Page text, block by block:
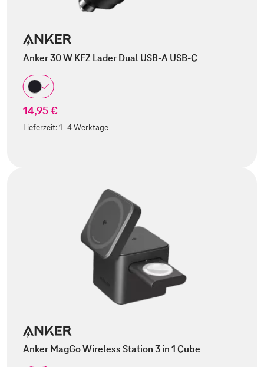
Anker 30 W KFZ Lader Dual USB-A USB-C
14,95 €
Lieferzeit:1-4 Werktage
Anker MagGo Wireless Station 3 in 1 Cube